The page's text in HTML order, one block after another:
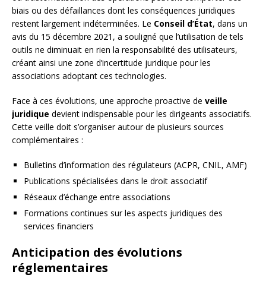
biais ou des défaillances dont les conséquences juridiques
restent largement indéterminées. Le Conseil d’État, dans un
avis du 15 décembre 2021, a souligné que l’utilisation de tels
outils ne diminuait en rien la responsabilité des utilisateurs,
créant ainsi une zone d’incertitude juridique pour les
associations adoptant ces technologies.
Face à ces évolutions, une approche proactive de veille
juridique devient indispensable pour les dirigeants associatifs.
Cette veille doit s’organiser autour de plusieurs sources
complémentaires :
Bulletins d’information des régulateurs (ACPR, CNIL, AMF)
Publications spécialisées dans le droit associatif
Réseaux d’échange entre associations
Formations continues sur les aspects juridiques des
services financiers
Anticipation des évolutions
réglementaires